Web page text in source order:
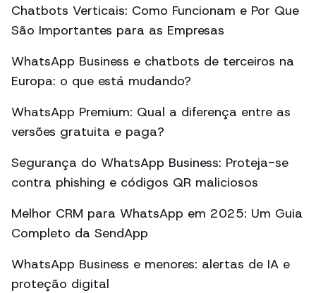
Chatbots Verticais: Como Funcionam e Por Que
São Importantes para as Empresas
WhatsApp Business e chatbots de terceiros na
Europa: o que está mudando?
WhatsApp Premium: Qual a diferença entre as
versões gratuita e paga?
Segurança do WhatsApp Business: Proteja-se
contra phishing e códigos QR maliciosos
Melhor CRM para WhatsApp em 2025: Um Guia
Completo da SendApp
WhatsApp Business e menores: alertas de IA e
proteção digital